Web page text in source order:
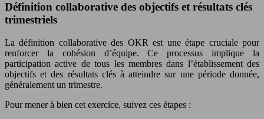
Définition collaborative des objectifs et résultats clés
trimestriels
La définition collaborative des OKR est une étape cruciale pour
renforcer la cohésion d’équipe. Ce processus implique la
participation active de tous les membres dans l’établissement des
objectifs et des résultats clés à atteindre sur une période donnée,
généralement un trimestre.
Pour mener à bien cet exercice, suivez ces étapes :